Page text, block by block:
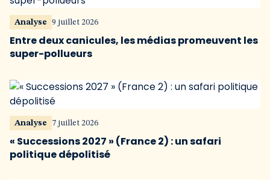
Analyse 9 juillet 2026
Entre deux canicules, les médias promeuvent les
super-pollueurs
Analyse 7 juillet 2026
« Successions 2027 » (France 2) : un safari
politique dépolitisé